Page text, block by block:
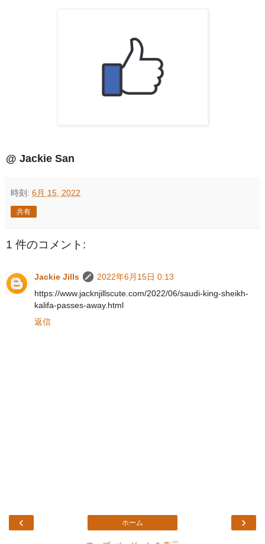
@ Jackie San
時刻: 6月 15, 2022
共有
1 件のコメント:
Jackie Jills
2022年6月15日 0:13
https://www.jacknjillscute.com/2022/06/saudi-king-sheikh-
kalifa-passes-away.html
返信
‹ ›
ホーム